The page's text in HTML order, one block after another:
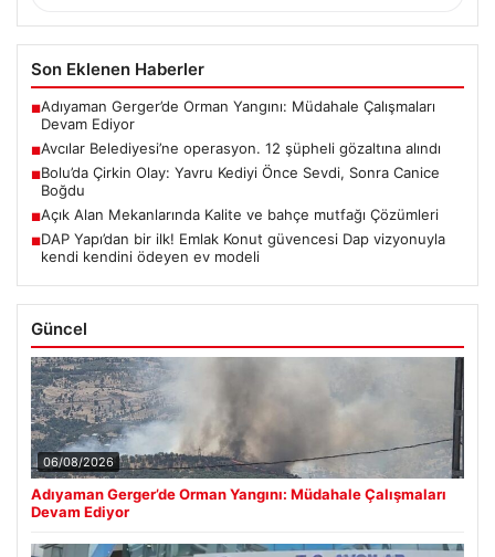
Son Eklenen Haberler
■Adıyaman Gerger’de Orman Yangını: Müdahale Çalışmaları
Devam Ediyor
■Avcılar Belediyesi’ne operasyon. 12 şüpheli gözaltına alındı
■Bolu’da Çirkin Olay: Yavru Kediyi Önce Sevdi, Sonra Canice
Boğdu
■Açık Alan Mekanlarında Kalite ve bahçe mutfağı Çözümleri
■DAP Yapı’dan bir ilk! Emlak Konut güvencesi Dap vizyonuyla
kendi kendini ödeyen ev modeli
Güncel
06/08/2026
Adıyaman Gerger’de Orman Yangını: Müdahale Çalışmaları
Devam Ediyor